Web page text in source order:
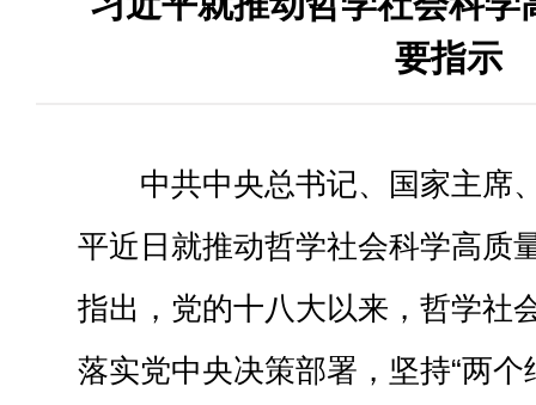
要指示
中共中央总书记、国家主席
平近日就推动哲学社会科学高质
指出，党的十八大以来，哲学社
落实党中央决策部署，坚持“两个